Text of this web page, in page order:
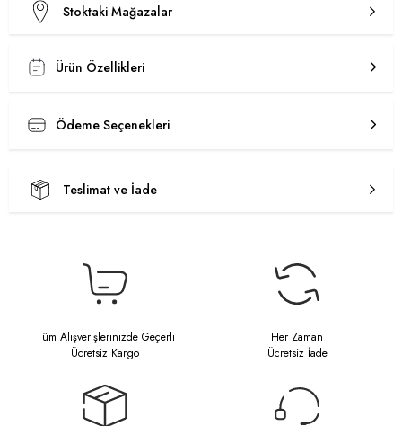
Stoktaki Mağazalar
Ürün Özellikleri
Ödeme Seçenekleri
Teslimat ve İade
Tüm Alışverişlerinizde Geçerli
Ücretsiz Kargo
Her Zaman
Ücretsiz İade